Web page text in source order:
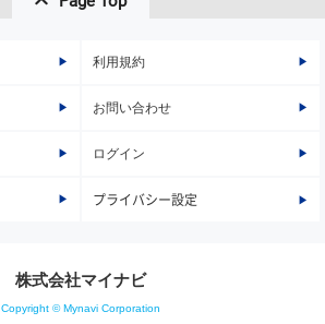
利用規約
お問い合わせ
ログイン
プライバシー設定
株式会社マイナビ
Copyright © Mynavi Corporation